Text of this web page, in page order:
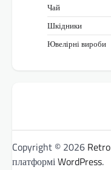
Чай
Шкідники
Ювелірні вироби
Copyright © 2026 Retro
платформіWordPress.